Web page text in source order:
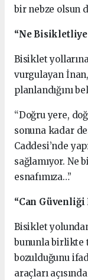
bir nebze olsun
“Ne Bisikletliye
Bisiklet
vurgulayan
planlandığını
“Doğru yere,
sonuna kadar
Caddesi’nde
sağlamıyor. Ne
esnafımıza…”
“Can
Bisiklet
bununla birlikte
bozulduğunu
araçları